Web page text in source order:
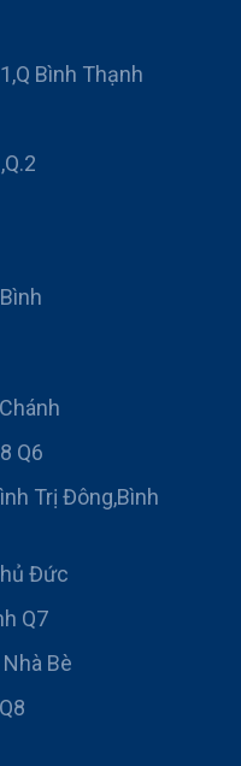
Bình Thạnh
Q6
Trị Đông,Bình
Đức
Q7
Bè